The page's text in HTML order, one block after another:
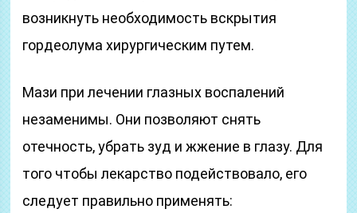
возникнуть необходимость вскрытия
гордеолума хирургическим путем.
Мази при лечении глазных воспалений
незаменимы. Они позволяют снять
отечность, убрать зуд и жжение в глазу. Для
того чтобы лекарство подействовало, его
следует правильно применять: